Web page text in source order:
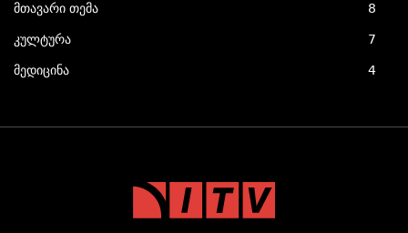
მთავარი თემა 8
კულტურა 7
მედიცინა 4